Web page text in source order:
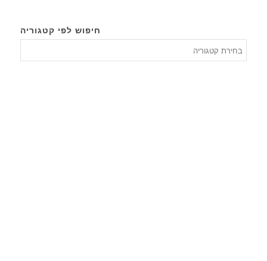
חיפוש לפי קטגוריה